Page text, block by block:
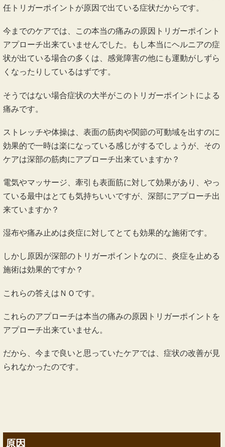
任トリガーポイントが原因で出ている症状だからです。
今までのケアでは、この本当の痛みの原因トリガーポイント
アプローチ出来ていませんでした。もし本当にヘルニアの症
状が出ている場合の多くは、感覚障害の他にも運動がしずら
くなったりしているはずです。
そうではない場合症状の大半がこのトリガーポイントによる
痛みです。
ストレッチや体操は、表面の筋肉や関節の可動域を出すのに
効果的で一時は楽になっている感じがするでしょうが、その
ケアは深部の筋肉にアプローチ出来ていますか？
電気やマッサージ、牽引も表面筋に対して効果があり、やっ
ている最中はとても気持ちいいですが、深部にアプローチ出
来ていますか？
湿布や痛み止めは炎症に対してとても効果的な施術です。
しかし原因が深部のトリガーポイントなのに、炎症を止める
施術は効果的ですか？
これらの答えはＮＯです。
これらのアプローチは本当の痛みの原因トリガーポイントを
アプローチ出来ていません。
だから、今まで良いと思っていたケアでは、症状の改善が見
られなかったのです。
原因